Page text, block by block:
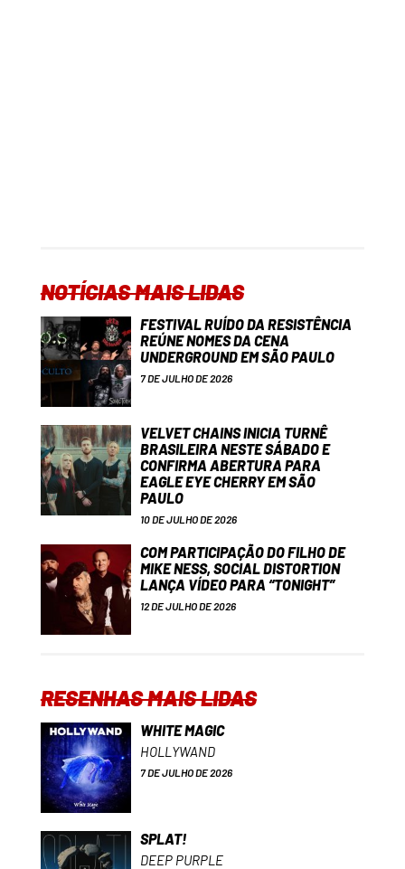
NOTÍCIAS MAIS LIDAS
FESTIVAL RUÍDO DA RESISTÊNCIA
REÚNE NOMES DA CENA
UNDERGROUND EM SÃO PAULO
7 DE JULHO DE 2026
VELVET CHAINS INICIA TURNÊ
BRASILEIRA NESTE SÁBADO E
CONFIRMA ABERTURA PARA
EAGLE EYE CHERRY EM SÃO
PAULO
10 DE JULHO DE 2026
COM PARTICIPAÇÃO DO FILHO DE
MIKE NESS, SOCIAL DISTORTION
LANÇA VÍDEO PARA “TONIGHT”
12 DE JULHO DE 2026
RESENHAS MAIS LIDAS
WHITE MAGIC
HOLLYWAND
7 DE JULHO DE 2026
SPLAT!
DEEP PURPLE